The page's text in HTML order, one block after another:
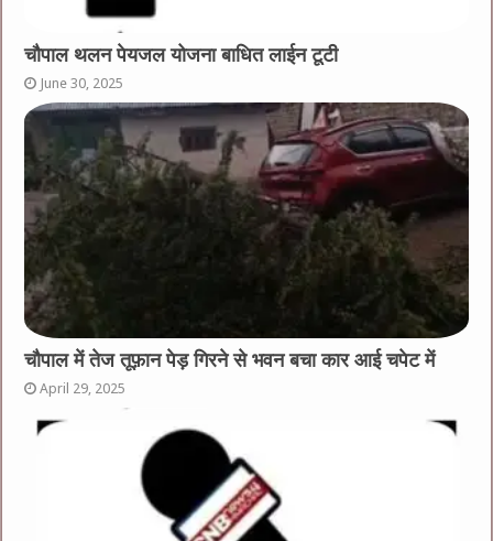
चौपाल थलन पेयजल योजना बाधित लाईन टूटी
June 30, 2025
चौपाल में तेज तूफ़ान पेड़ गिरने से भवन बचा कार आई चपेट में
April 29, 2025